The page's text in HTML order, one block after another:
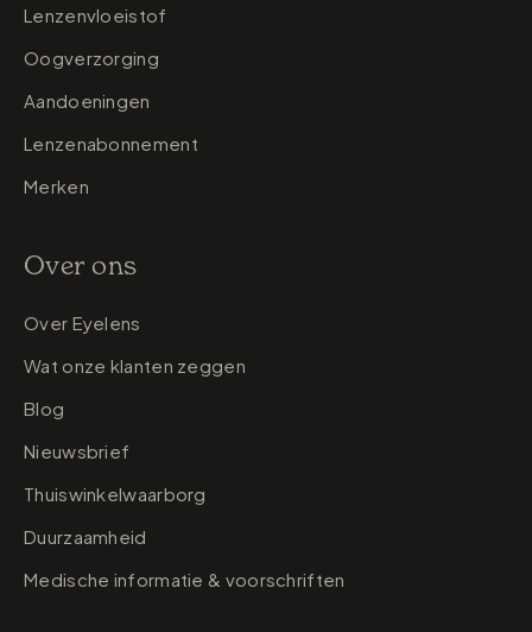
Lenzenvloeistof
Oogverzorging
Aandoeningen
Lenzenabonnement
Merken
Over ons
Over Eyelens
Wat onze klanten zeggen
Blog
Nieuwsbrief
Thuiswinkelwaarborg
Duurzaamheid
Medische informatie & voorschriften